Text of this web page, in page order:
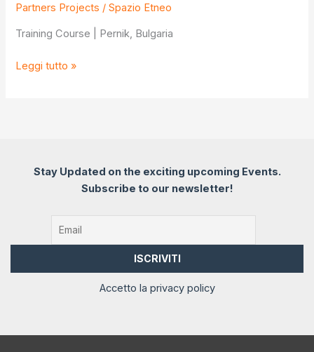
Partners Projects /Spazio Etneo
Training Course | Pernik, Bulgaria
Digi
Leggi tutto »
Stay Updated on the exciting upcoming Events.
Subscribe to our newsletter!
Accetto la privacy policy